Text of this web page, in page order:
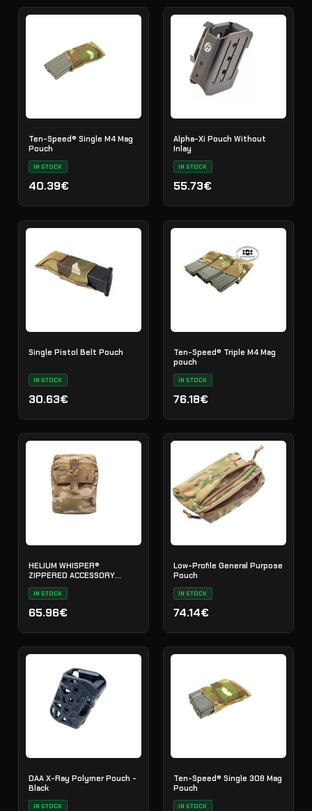
Ten-Speed® Single M4 Mag
Pouch
IN STOCK
40.39€
Alpha-Xi Pouch Without
Inlay
IN STOCK
55.73€
Single Pistol Belt Pouch
IN STOCK
30.63€
Ten-Speed® Triple M4 Mag
pouch
IN STOCK
76.18€
HELIUM WHISPER®
ZIPPERED ACCESSORY
IN STOCK
65.96€
Low-Profile General Purpose
Pouch
IN STOCK
74.14€
DAA X-Ray Polymer Pouch -
Black
IN STOCK
Ten-Speed® Single 308 Mag
Pouch
IN STOCK